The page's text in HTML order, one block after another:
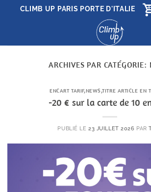
PasserCLIMB UP PARIS PORTE D'ITALIE
ARCHIVES PAR CATÉGORIE:
ENCART TARIF,NEWS ,TITRE ARTICLE EN
-20 € sur la carte de 10
PUBLIÉ LE23 JUILLET 2026 PAR